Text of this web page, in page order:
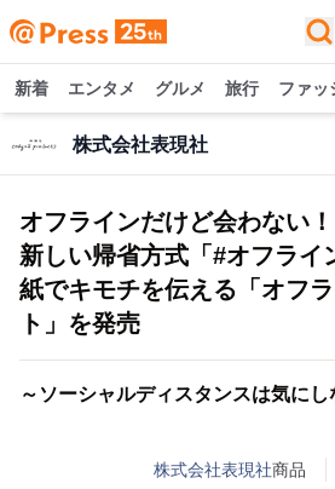
新着 エンタメ グルメ 旅行 ファッ
株式会社表現社
オフラインだけど会わない
新しい帰省方式「#オフライ
紙でキモチを伝える「オフ
ト」を発売
～ソーシャルディスタンスは気にし
株式会社表現社商品